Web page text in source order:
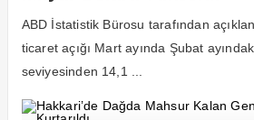
ABD İstatistik Bürosu tarafından
ticaret açığı Mart ayında Şubat
seviyesinden 14,1 ...